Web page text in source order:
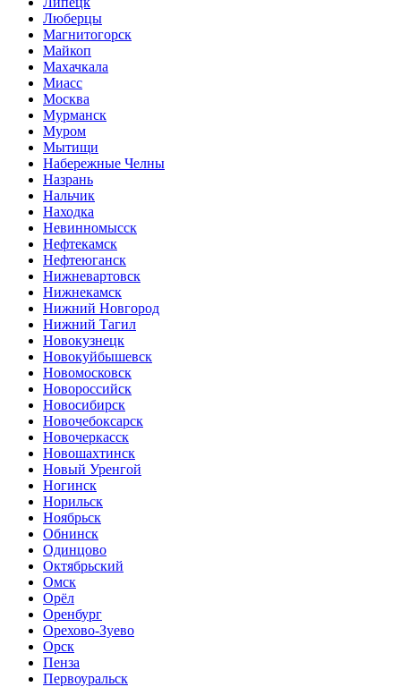
Люберцы
Магнитогорск
Майкоп
Махачкала
Миасс
Москва
Мурманск
Муром
Мытищи
Набережные Челны
Назрань
Нальчик
Находка
Невинномысск
Нефтекамск
Нефтеюганск
Нижневартовск
Нижнекамск
Нижний Новгород
Нижний Тагил
Новокузнецк
Новокуйбышевск
Новомосковск
Новороссийск
Новосибирск
Новочебоксарск
Новочеркасск
Новошахтинск
Новый Уренгой
Ногинск
Норильск
Ноябрьск
Обнинск
Одинцово
Октябрьский
Омск
Орёл
Оренбург
Орехово-Зуево
Орск
Пенза
Первоуральск